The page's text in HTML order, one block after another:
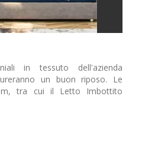
in tessuto dell'azienda
un buon riposo. Le
tra cui il Letto Imbottito